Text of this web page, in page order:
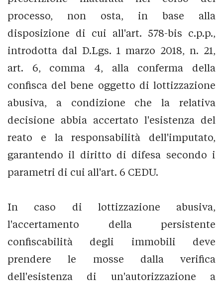
processo, non osta, in base alla
disposizione di cui all'art. 578-bis c.p.p.,
introdotta dal D.Lgs. 1 marzo 2018, n. 21,
art. 6, comma 4, alla conferma della
confisca del bene oggetto di lottizzazione
abusiva, a condizione che la relativa
decisione abbia accertato l'esistenza del
reato e la responsabilità dell'imputato,
garantendo il diritto di difesa secondo i
parametri di cui all'art. 6 CEDU.
In caso di lottizzazione abusiva,
l'accertamento della persistente
confiscabilità degli immobili deve
prendere le mosse dalla verifica
dell'esistenza di un'autorizzazione a